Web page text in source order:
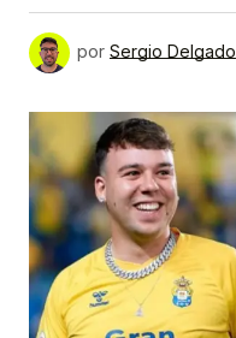
por Sergio Delgado